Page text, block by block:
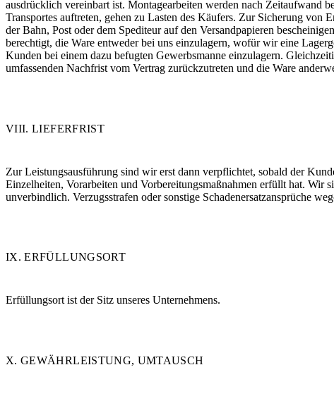
ausdrücklich vereinbart ist. Montagearbeiten werden nach Zeitaufwand
Transportes auftreten, gehen zu Lasten des Käufers. Zur Sicherung von
der Bahn, Post oder dem Spediteur auf den Versandpapieren
berechtigt, die Ware entweder bei uns einzulagern, wofür wir eine
Kunden bei einem dazu befugten Gewerbsmanne einzulagern.
umfassenden Nachfrist vom Vertrag zurückzutreten und die Ware
VIII. LIEFERFRIST
Zur Leistungsausführung sind wir erst dann verpflichtet, sobald der
Einzelheiten, Vorarbeiten und Vorbereitungsmaßnahmen erfüllt hat. Wir
unverbindlich. Verzugsstrafen oder sonstige Schadenersatzansprüche
IX. ERFÜLLUNGSORT
Erfüllungsort ist der Sitz unseres Unternehmens.
X. GEWÄHRLEISTUNG, UMTAUSCH